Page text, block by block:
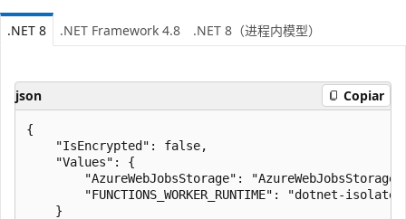
.NET 8 .NET Framework 4.8 .NET 8（进程内模型）
json Copiar
{
    "IsEncrypted": false,
    "Values": {
"AzureWebJobsStorage":
"FUNCTIONS_WORKER_RUNTIME": "dotnet-
    }